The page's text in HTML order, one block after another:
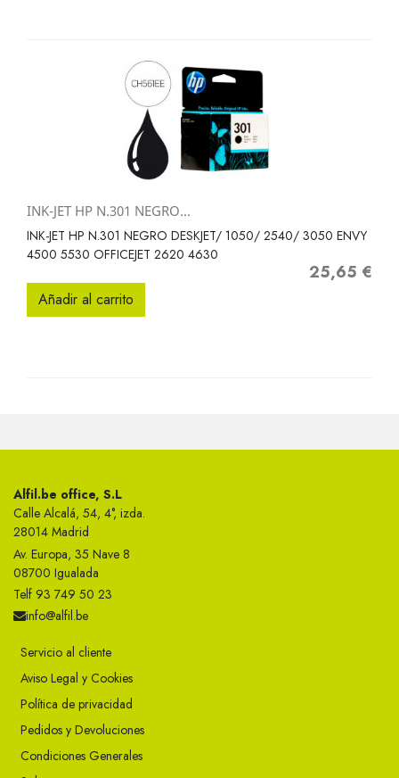
INK-JET HP N.301 NEGRO...
INK-JET HP N.301 NEGRO DESKJET/ 1050/ 2540/ 3050 ENVY
4500 5530 OFFICEJET 2620 4630
Precio
25,65 €
Añadir al carrito
Alfil.be office, S.L
Calle Alcalá, 54, 4°, izda.
28014 Madrid
Av. Europa, 35 Nave 8
08700 Igualada
Telf 93 749 50 23
info@alfil.be
Servicio al cliente
Aviso Legal y Cookies
Política de privacidad
Pedidos y Devoluciones
Condiciones Generales